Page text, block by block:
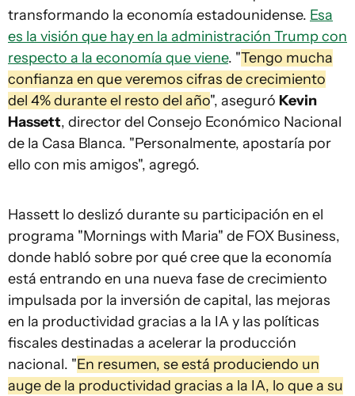
transformando la economía estadounidense. Esa
es la visión que hay en la administración Trump con
respecto a la economía que viene. "Tengo mucha
confianza en que veremos cifras de crecimiento
del 4% durante el resto del año", aseguró Kevin
Hassett, director del Consejo Económico Nacional
de la Casa Blanca. "Personalmente, apostaría por
ello con mis amigos", agregó.
Hassett lo deslizó durante su participación en el
programa "Mornings with Maria" de FOX Business,
donde habló sobre por qué cree que la economía
está entrando en una nueva fase de crecimiento
impulsada por la inversión de capital, las mejoras
en la productividad gracias a la IA y las políticas
fiscales destinadas a acelerar la producción
nacional. "En resumen, se está produciendo un
auge de la productividad gracias a la IA, lo que a su